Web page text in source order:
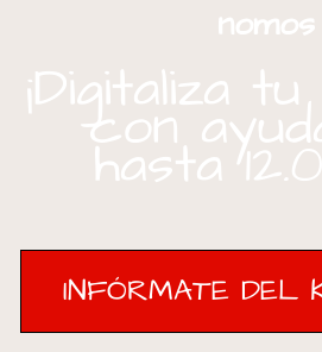
nomos
¡Digitaliza
con
hasta
INFÓRMATE DEL
INFÓRMATE DEL